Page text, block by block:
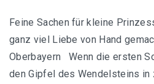
Feine Sachen für kleine
ganz viel Liebe von Hand
Oberbayern Wenn die ersten
den Gipfel des Wendelsteins in